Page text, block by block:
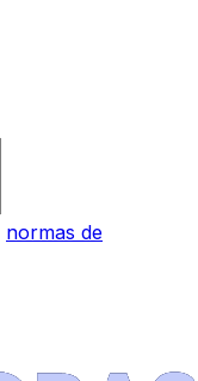
normas de